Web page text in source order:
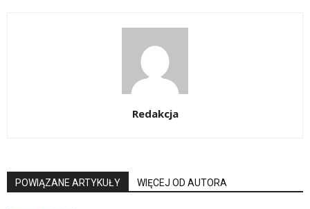
Redakcja
POWIĄZANE ARTYKUŁY WIĘCEJ OD AUTORA